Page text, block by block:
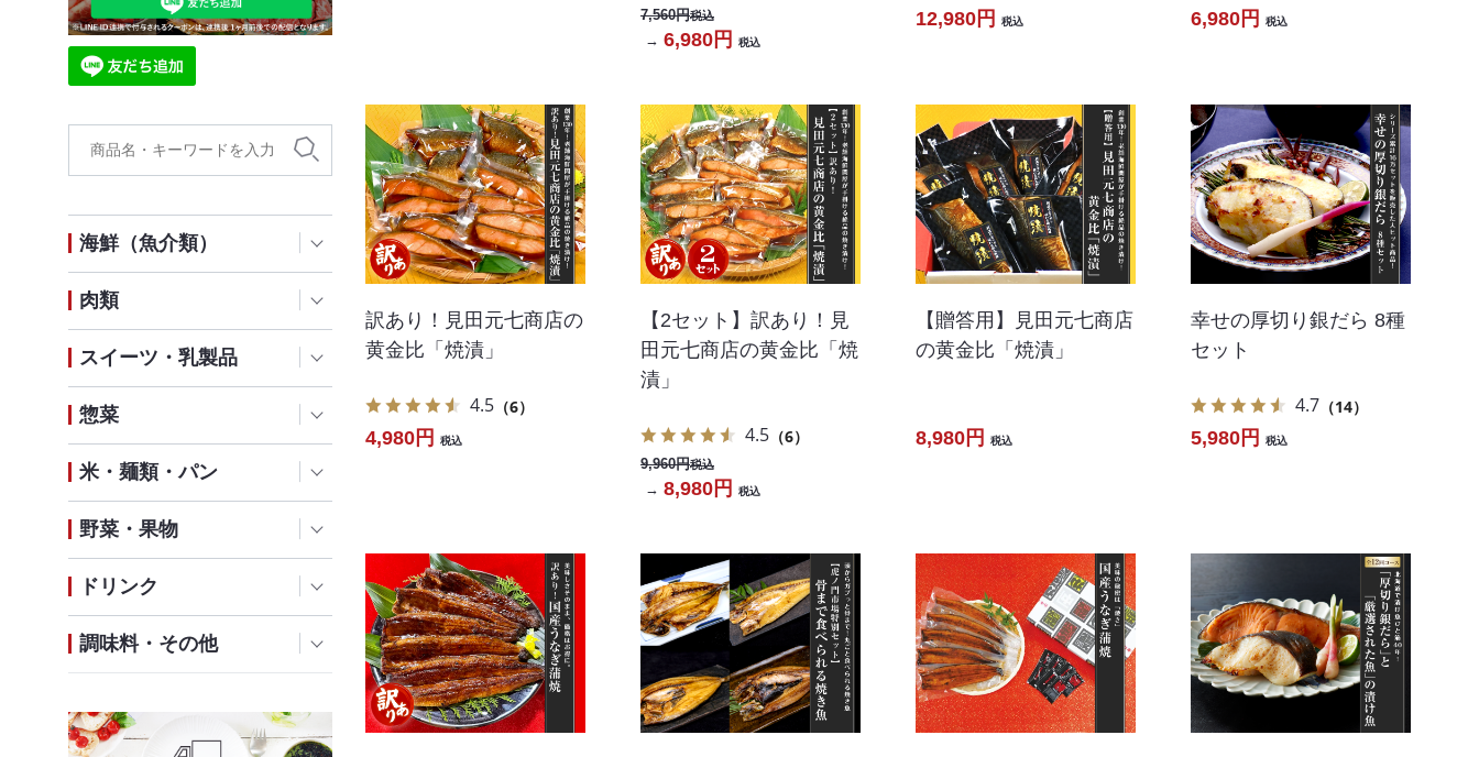
海鮮（魚介類）
肉類
スイーツ・乳製品
惣菜
米・麺類・パン
野菜・果物
ドリンク
調味料・その他
7,560円税込
→ 6,980円 税込
12,980円 税込 6,980円 税込
訳あり！見田元七商店の
黄金比「焼漬」
4.5 （6）
4,980円 税込
【2セット】訳あり！見
田元七商店の黄金比「焼
漬」
4.5 （6）
9,960円税込
→ 8,980円 税込
【贈答用】見田元七商店
の黄金比「焼漬」
8,980円 税込
幸せの厚切り銀だら 8種
セット
4.7 （14）
5,980円 税込